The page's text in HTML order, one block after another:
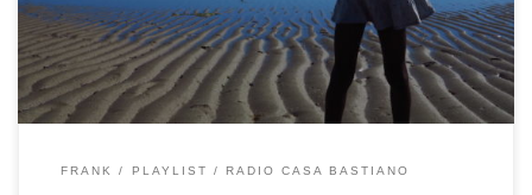
me. Da questo momento preparatevi, perché nelle tracce
successive […]
FRANK PLAYLIST RADIO CASA BASTIANO